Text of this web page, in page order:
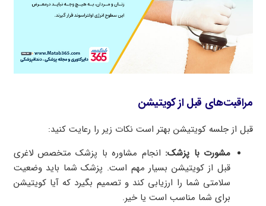
مراقبت‌های قبل از کویتیشن
قبل از جلسه کویتیشن بهتر است نکات زیر را رعایت کنید:
مشورت با پزشک: انجام مشاوره با پزشک متخصص لاغری
قبل از کویتیشن بسیار مهم است. پزشک شما باید وضعیت
سلامتی شما را ارزیابی کند و تصمیم بگیرد که آیا کویتیشن
برای شما مناسب است یا خیر.